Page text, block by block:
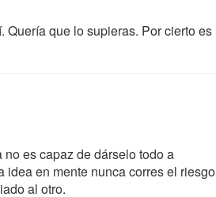
Quería que lo supieras. Por cierto es
no es capaz de dárselo todo a
idea en mente nunca corres el riesgo
al otro.